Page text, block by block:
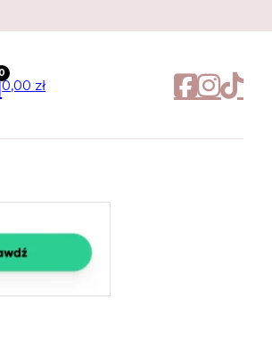
0
0,00 zł